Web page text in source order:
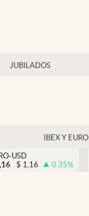
JUBILADOS
IBEX Y EURO
USD
$ 1,16 0.35%